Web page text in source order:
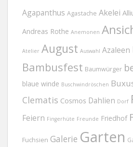
Agapanthus Agastache Akelei
Andreas Rothe Anemonen
Atelier August Auswahl Azaleen
Bambusfest Baumwürger
blaue winde Buschwindröschen
Clematis Cosmos Dahlien Dorf
Feiern Fingerhüte Freunde Friedhof
Fuchsien Galerie Garten